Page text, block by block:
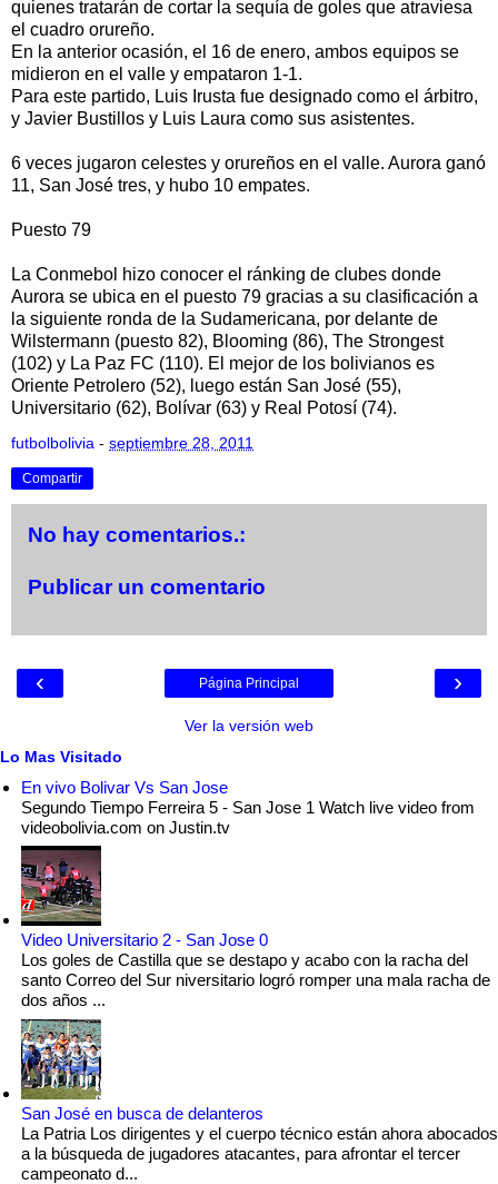
quienes tratarán de cortar la sequía de goles que atraviesa
el cuadro orureño.
En la anterior ocasión, el 16 de enero, ambos equipos se
midieron en el valle y empataron 1-1.
Para este partido, Luis Irusta fue designado como el árbitro,
y Javier Bustillos y Luis Laura como sus asistentes.
6 veces jugaron celestes y orureños en el valle. Aurora ganó
11, San José tres, y hubo 10 empates.
Puesto 79
La Conmebol hizo conocer el ránking de clubes donde
Aurora se ubica en el puesto 79 gracias a su clasificación a
la siguiente ronda de la Sudamericana, por delante de
Wilstermann (puesto 82), Blooming (86), The Strongest
(102) y La Paz FC (110). El mejor de los bolivianos es
Oriente Petrolero (52), luego están San José (55),
Universitario (62), Bolívar (63) y Real Potosí (74).
futbolbolivia - septiembre 28, 2011
Compartir
No hay comentarios.:
Publicar un comentario
‹ ›
Página Principal
Ver la versión web
Lo Mas Visitado
En vivo Bolivar Vs San Jose
Segundo Tiempo Ferreira 5 - San Jose 1 Watch live video from
videobolivia.com on Justin.tv
Video Universitario 2 - San Jose 0
Los goles de Castilla que se destapo y acabo con la racha del
santo Correo del Sur niversitario logró romper una mala racha de
dos años ...
San José en busca de delanteros
La Patria Los dirigentes y el cuerpo técnico están ahora abocados
a la búsqueda de jugadores atacantes, para afrontar el tercer
campeonato d...